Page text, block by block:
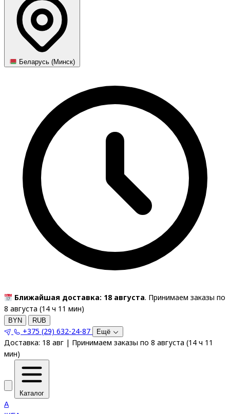
Беларусь (Минск)
Ближайшая доставка: 18 августа. Принимаем заказы по
8 августа (14 ч 11 мин)
BYN RUB
+375 (29) 632-24-87 Ещё
Доставка: 18 авг | Принимаем заказы по 8 августа (14 ч 11
мин)
Каталог
A